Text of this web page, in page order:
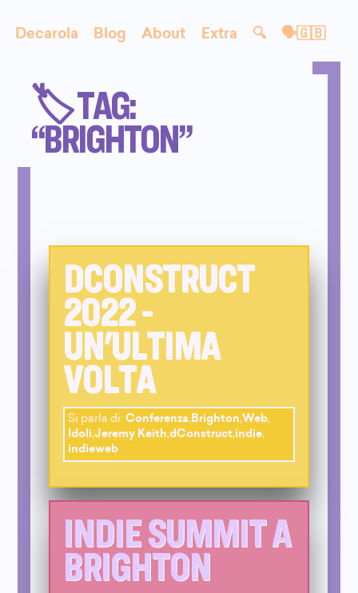
Decarola Blog About Extra 🔍 🗣🇬🇧
🏷️ TAG:
“BRIGHTON”
DCONSTRUCT
2022 -
UN'ULTIMA
VOLTA
Si parla di: Conferenza,Brighton,Web,
Idoli,Jeremy Keith,dConstruct,indie,
indieweb
INDIE SUMMIT A
BRIGHTON